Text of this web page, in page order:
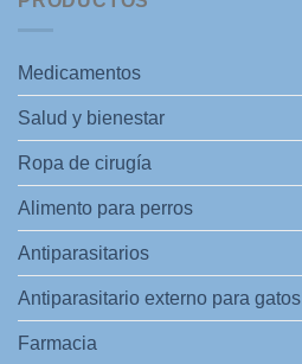
Medicamentos
Salud y bienestar
Ropa de cirugía
Alimento para perros
Antiparasitarios
Antiparasitario externo para gatos
Farmacia